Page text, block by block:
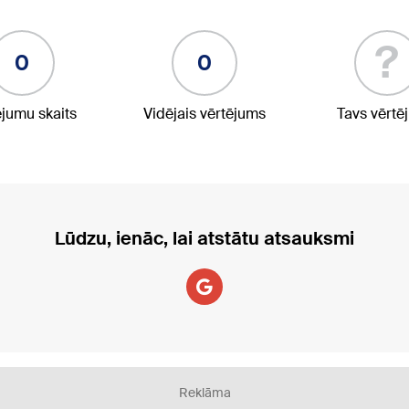
0
skaits
0
Vidējais vērtējums
?
Tavs
Lūdzu, ienāc, lai atstātu atsauksmi
Reklāma